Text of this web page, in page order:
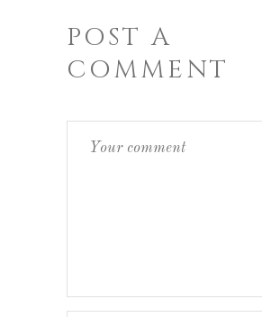
POST A
COMMENT